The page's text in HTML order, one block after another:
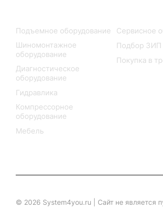
Подъемное оборудование
Шиномонтажное
оборудование
Диагностическое
оборудование
Гидравлика
Компрессорное
оборудование
Мебель
Сервисное
Подбор ЗИП
Покупка в
© 2026 System4you.ru | Cайт не является